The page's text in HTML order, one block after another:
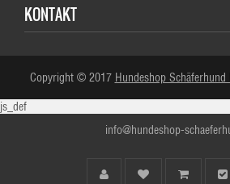
KONTAKT
Copyright © 2017 Hundeshop Schäferhund
js_def
info@hundeshop-